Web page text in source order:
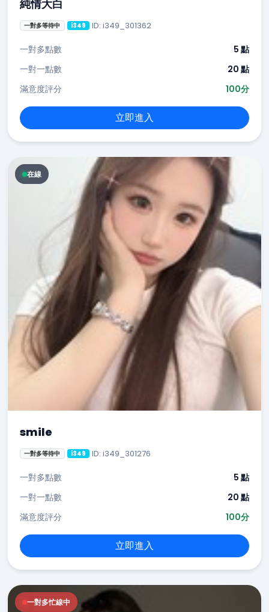
純情大白
一對多等待中 i349 ID: i349_301362
一對多點數
5 點
一對一點數
20 點
滿意度評分
100分
立即進入
在線
smile
一對多等待中 i349 ID: i349_301276
一對多點數
5 點
一對一點數
20 點
滿意度評分
100分
立即進入
一對多忙線中